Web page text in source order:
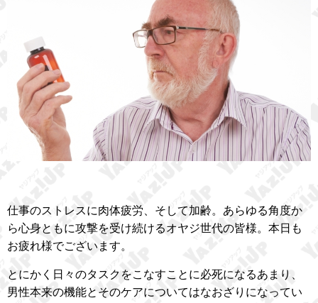
仕事のストレスに肉体疲労、そして加齢。あらゆる角度か
ら心身ともに攻撃を受け続けるオヤジ世代の皆様。本日も
お疲れ様でございます。
とにかく日々のタスクをこなすことに必死になるあまり、
男性本来の機能とそのケアについてはなおざりになってい